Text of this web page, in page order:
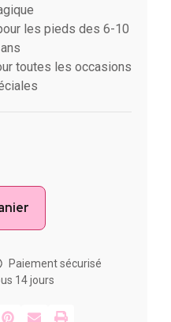
les pieds des 6-10
ans
toutes les occasions
Paiement sécurisé
14 jours